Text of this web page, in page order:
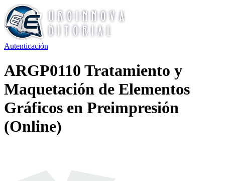
Autenticación
ARGP0110 Tratamiento y
Maquetación de Elementos
Gráficos en Preimpresión
(Online)